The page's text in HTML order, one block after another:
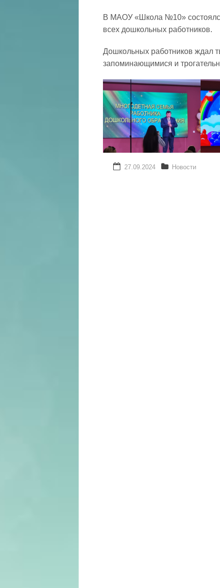
⁣В МАОУ «Школа №10»
всех дошкольных работников.
⁣Дошкольных работников ждал
запоминающимися и
27.09.2024 Новости